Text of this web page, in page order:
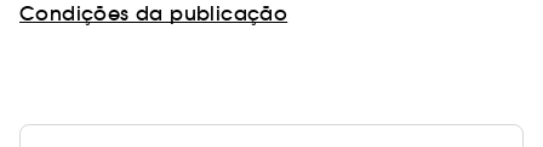
Condições da publicação